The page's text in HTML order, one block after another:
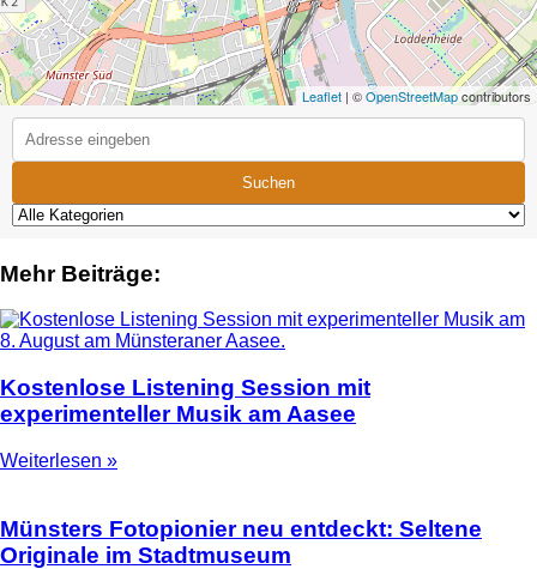
Leaflet | ©OpenStreetMapcontributors
Suchen
Mehr Beiträge:
Kostenlose Listening Session mit
experimenteller Musik am Aasee
Weiterlesen »
Münsters Fotopionier neu entdeckt: Seltene
Originale im Stadtmuseum